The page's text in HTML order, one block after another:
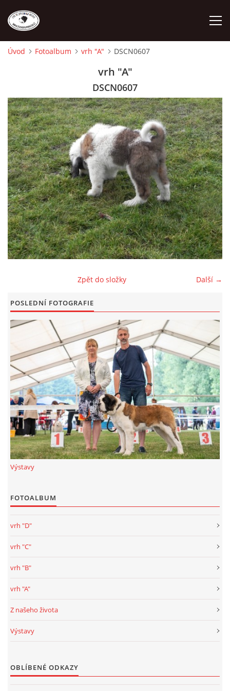
STANDARD
FENY
ŠTĚŇATA
VÝSTAVNÍ ÚSPĚCHY NAŠÍ CHS
FOTOALBUM
KONTAKT
© CHS ze Severních vrchů | Aktualizováno: 20. 7. 2026
Úvod Fotoalbum vrh "A" DSCN0607
vrh "A"
DSCN0607
Další →
Zpět do složky
POSLEDNÍ FOTOGRAFIE
Výstavy
FOTOALBUM
vrh "D"
vrh "C"
vrh "B"
vrh "A"
Z našeho života
Výstavy
OBLÍBENÉ ODKAZY